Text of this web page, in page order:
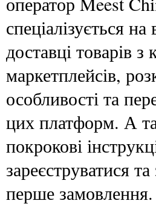
спеціалізується на
доставці товарів з
маркетплейсів,
особливості та
цих платформ. А
покрокові
зареєструватися
перше замовлення.